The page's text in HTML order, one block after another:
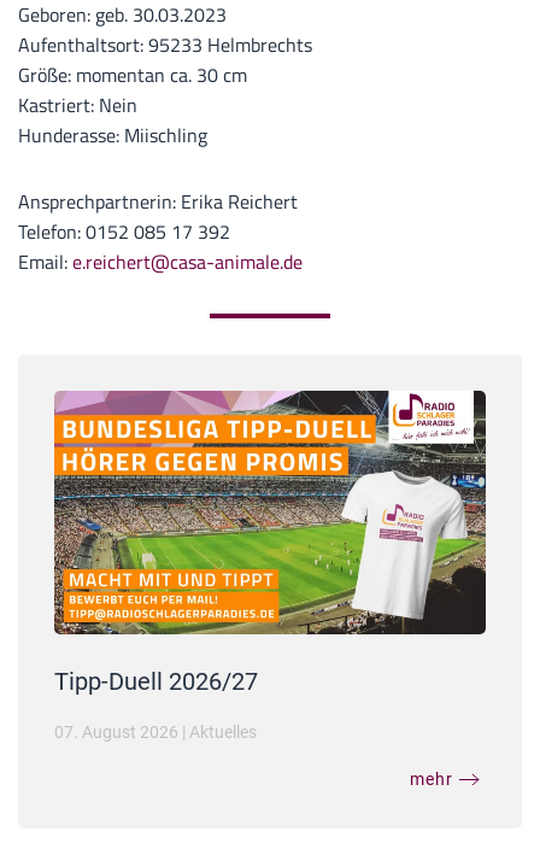
Geboren: geb. 30.03.2023
Aufenthaltsort: 95233 Helmbrechts
Größe: momentan ca. 30 cm
Kastriert: Nein
Hunderasse: Miischling
Ansprechpartnerin: Erika Reichert
Telefon: 0152 085 17 392
Email:e.reichert@casa-animale.de
Tipp-Duell 2026/27
07. August 2026 | Aktuelles
mehr